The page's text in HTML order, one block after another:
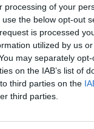
processing of your
the below opt-out
is processed
utilized by us
may separately
on the IAB’s list of
third parties on the
third parties.
e
per
Tare.
il posto.